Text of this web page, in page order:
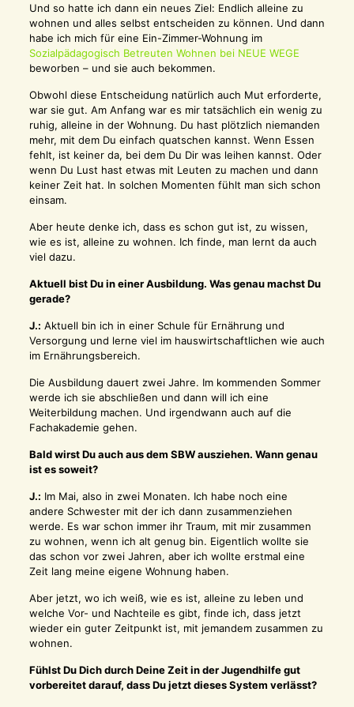
Und so hatte ich dann ein neues Ziel: Endlich alleine zu
wohnen und alles selbst entscheiden zu können. Und dann
habe ich mich für eine Ein-Zimmer-Wohnung im
Sozialpädagogisch Betreuten Wohnen bei NEUE WEGE
beworben – und sie auch bekommen.
Obwohl diese Entscheidung natürlich auch Mut erforderte,
war sie gut. Am Anfang war es mir tatsächlich ein wenig zu
ruhig, alleine in der Wohnung. Du hast plötzlich niemanden
mehr, mit dem Du einfach quatschen kannst. Wenn Essen
fehlt, ist keiner da, bei dem Du Dir was leihen kannst. Oder
wenn Du Lust hast etwas mit Leuten zu machen und dann
keiner Zeit hat. In solchen Momenten fühlt man sich schon
einsam.
Aber heute denke ich, dass es schon gut ist, zu wissen,
wie es ist, alleine zu wohnen. Ich finde, man lernt da auch
viel dazu.
Aktuell bist Du in einer Ausbildung. Was genau machst Du
gerade?
J.: Aktuell bin ich in einer Schule für Ernährung und
Versorgung und lerne viel im hauswirtschaftlichen wie auch
im Ernährungsbereich.
Die Ausbildung dauert zwei Jahre. Im kommenden Sommer
werde ich sie abschließen und dann will ich eine
Weiterbildung machen. Und irgendwann auch auf die
Fachakademie gehen.
Bald wirst Du auch aus dem SBW ausziehen. Wann genau
ist es soweit?
J.: Im Mai, also in zwei Monaten. Ich habe noch eine
andere Schwester mit der ich dann zusammenziehen
werde. Es war schon immer ihr Traum, mit mir zusammen
zu wohnen, wenn ich alt genug bin. Eigentlich wollte sie
das schon vor zwei Jahren, aber ich wollte erstmal eine
Zeit lang meine eigene Wohnung haben.
Aber jetzt, wo ich weiß, wie es ist, alleine zu leben und
welche Vor- und Nachteile es gibt, finde ich, dass jetzt
wieder ein guter Zeitpunkt ist, mit jemandem zusammen zu
wohnen.
Fühlst Du Dich durch Deine Zeit in der Jugendhilfe gut
vorbereitet darauf, dass Du jetzt dieses System verlässt?